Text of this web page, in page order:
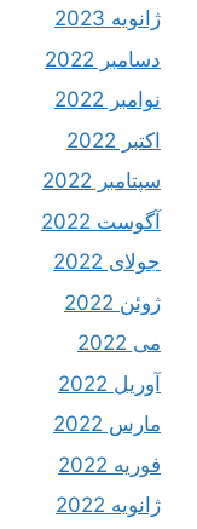
ژانویه 2023
دسامبر 2022
نوامبر 2022
اکتبر 2022
سپتامبر 2022
آگوست 2022
جولای 2022
ژوئن 2022
می 2022
آوریل 2022
مارس 2022
فوریه 2022
ژانویه 2022